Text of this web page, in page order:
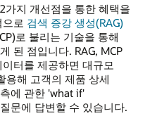
가지 개선점을 통한 혜택을
로 검색 증강 생성(RAG)
로 불리는 기술을 통해
된 점입니다. RAG, MCP
터를 제공하면 대규모
용해 고객의 제품 상세
에 관한 'what if'
문에 답변할 수 있습니다.